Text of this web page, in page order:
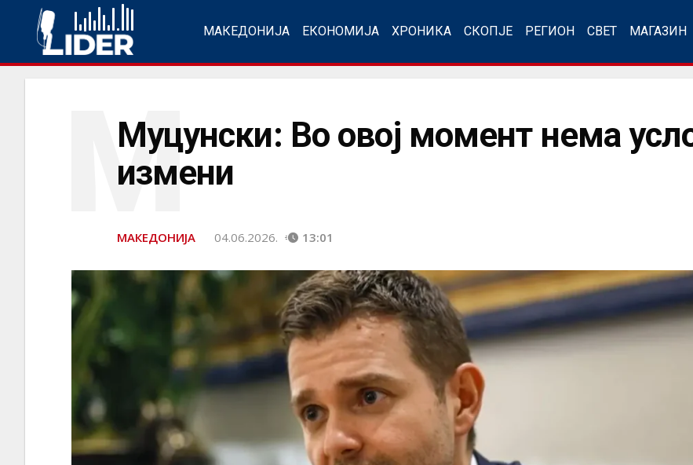
МАКЕДОНИЈА ЕКОНОМИЈА ХРОНИКА СКОПЈЕ РЕГИОН СВЕТ МАГАЗИН
Муцунски: Во овој момент нема
измени
М
МАКЕДОНИЈА 04.06.2026. 13:01